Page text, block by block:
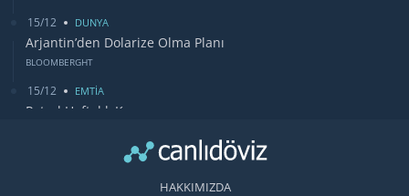
15/12 DUNYA
Arjantin’den Dolarize Olma Planı
BLOOMBERGHT
15/12 EMTİA
Petrol Haftalık Kazancı
Bugün Gözler Fed Faiz Kararında
HAKKIMIZDA